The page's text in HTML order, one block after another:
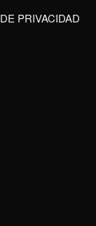
PRIVACIDAD